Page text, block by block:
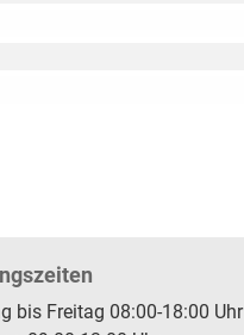
bis Freitag 08:00-18:00 Uhr